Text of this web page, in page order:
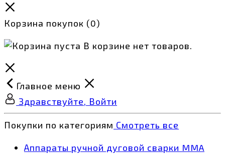
Корзина покупок (0)
В корзине нет товаров.
Главное меню
Здравствуйте, Войти
Покупки по категориям Смотреть все
Аппараты ручной дуговой сварки MMA